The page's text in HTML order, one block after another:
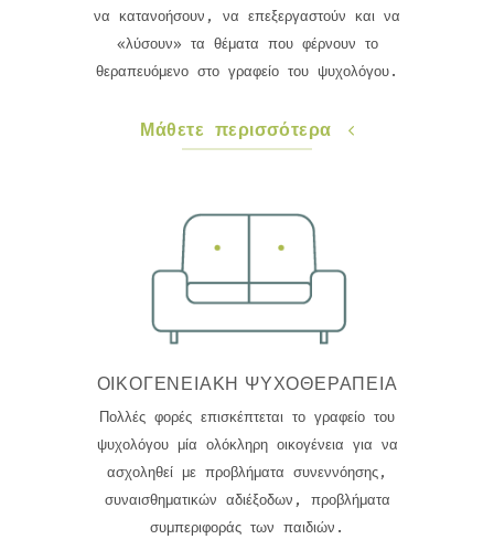
να κατανοήσουν, να επεξεργαστούν και να
«λύσουν» τα θέματα που φέρνουν το
θεραπευόμενο στο γραφείο του ψυχολόγου.
Μάθετε περισσότερα
ΟΙΚΟΓΕΝΕΙΑΚΉ ΨΥΧΟΘΕΡΑΠΕΊΑ
Πολλές φορές επισκέπτεται το γραφείο του
ψυχολόγου μία ολόκληρη οικογένεια για να
ασχοληθεί με προβλήματα συνεννόησης,
συναισθηματικών αδιέξοδων, προβλήματα
συμπεριφοράς των παιδιών.